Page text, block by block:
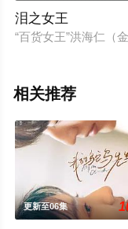
泪之女王
“百货女王”洪海仁（
相关推荐
更新至06集